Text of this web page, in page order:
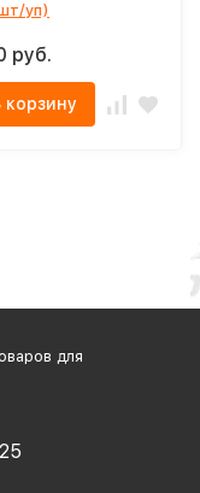
уп)
руб.
корзину
для